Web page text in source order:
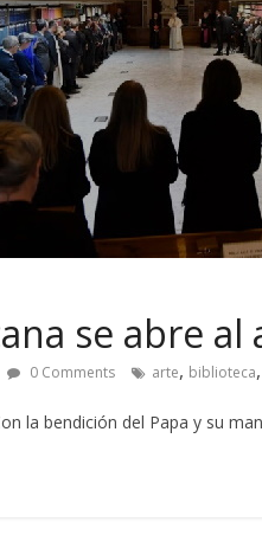
se abre
0 Comments arte, biblioteca,
la bendición del Papa y su